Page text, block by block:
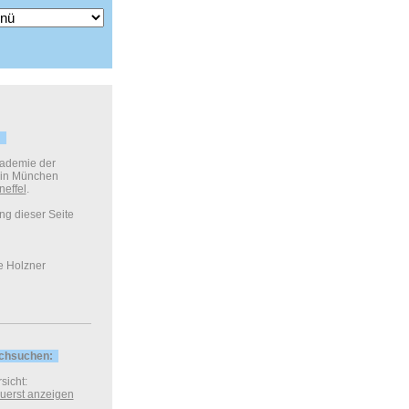
der
München
.
dieser Seite
Holzner
anzeigen